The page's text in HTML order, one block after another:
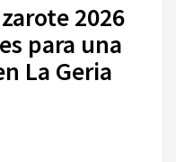
2026
para una
La Geria